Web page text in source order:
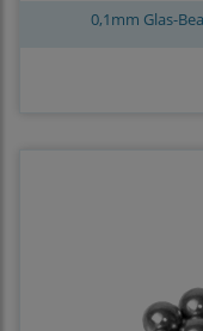
0,1mm Glas-